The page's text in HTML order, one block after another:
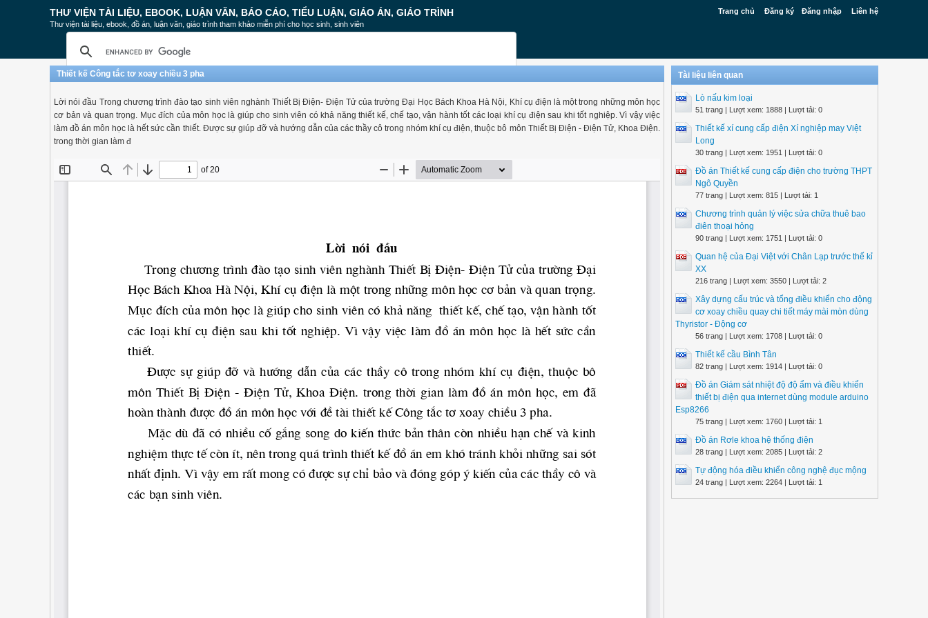
Trang chủ Đăng ký Đăng nhập Liên hệ
THƯ VIỆN TÀI LIỆU, EBOOK, LUẬN VĂN, BÁO CÁO, TIỂU LUẬN, GIÁO ÁN, GIÁO TRÌNH
Thư viện tài liệu, ebook, đồ án, luận văn, giáo trình tham khảo miễn phí cho học sinh, sinh viên
Thiết kế Công tắc tơ xoay chiều 3 pha
Lời nói đầu Trong chương trình đào tạo sinh viên nghành Thiết Bị Điện- Điện Tử của trường Đại Học Bách Khoa Hà Nội, Khí cụ điện là một trong những môn học
cơ bản và quan trọng. Mục đích của môn học là giúp cho sinh viên có khả năng thiết kế, chế tạo, vận hành tốt các loại khí cụ điện sau khi tốt nghiệp. Vì vậy việc
làm đồ án môn học là hết sức cần thiết. Được sự giúp đỡ và hướng dẫn của các thầy cô trong nhóm khí cụ điện, thuộc bô môn Thiết Bị Điện - Điện Tử, Khoa Điện.
trong thời gian làm đ
Tài liệu liên quan
Lò nấu kim loại
51 trang | Lượt xem: 1888 | Lượt tải: 0
Thiết kế xí cung cấp điện Xí nghiệp may Việt
Long
30 trang | Lượt xem: 1951 | Lượt tải: 0
Đồ án Thiết kế cung cấp điện cho trường THPT
Ngô Quyền
77 trang | Lượt xem: 815 | Lượt tải: 1
Chương trình quản lý việc sửa chữa thuê bao
điên thoại hỏng
90 trang | Lượt xem: 1751 | Lượt tải: 0
Quan hệ của Đại Việt với Chân Lạp trước thế kỉ
XX
216 trang | Lượt xem: 3550 | Lượt tải: 2
Xây dựng cấu trúc và tổng điều khiển cho động
cơ xoay chiều quay chi tiết máy mài mòn dùng
Thyristor - Động cơ
56 trang | Lượt xem: 1708 | Lượt tải: 0
Thiết kế cầu Bình Tân
82 trang | Lượt xem: 1914 | Lượt tải: 0
Đồ án Giám sát nhiệt độ độ ẩm và điều khiển
thiết bị điện qua internet dùng module arduino
Esp8266
75 trang | Lượt xem: 1760 | Lượt tải: 1
Đồ án Rơle khoa hệ thống điện
28 trang | Lượt xem: 2085 | Lượt tải: 2
Tự động hóa điều khiển công nghệ đục mộng
24 trang | Lượt xem: 2264 | Lượt tải: 1